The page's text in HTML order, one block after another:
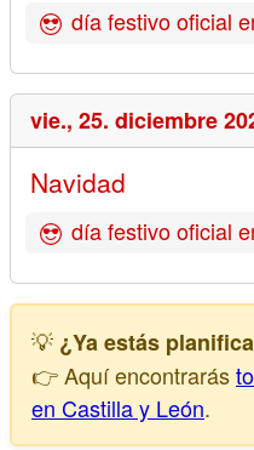
día festivo oficial
vie., 25. diciembre
Navidad
día festivo oficial
💡 ¿Ya estás
👉 Aquí encontrarás
en Castilla y León.